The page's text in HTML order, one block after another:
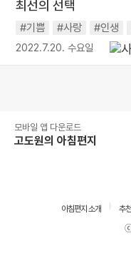
#독서
#건강
최선의 선택
#기쁨 #사랑 #인생
2022.7.20. 수요일
모바일 앱 다운로드
고도원의 아침편지
아침편지 소개 추
ⓒ